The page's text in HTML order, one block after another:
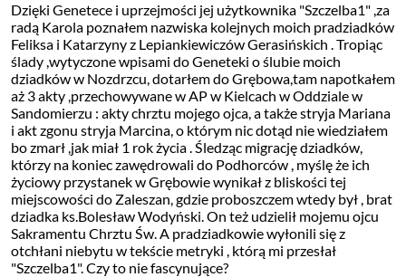
Dzięki Genetece i uprzejmości jej użytkownika "Szczelba1" ,za
radą Karola poznałem nazwiska kolejnych moich pradziadków
Feliksa i Katarzyny z Lepiankiewiczów Gerasińskich . Tropiąc
ślady ,wytyczone wpisami do Geneteki o ślubie moich
dziadków w Nozdrzcu, dotarłem do Grębowa,tam napotkałem
aż 3 akty ,przechowywane w AP w Kielcach w Oddziale w
Sandomierzu : akty chrztu mojego ojca, a także stryja Mariana
i akt zgonu stryja Marcina, o którym nic dotąd nie wiedziałem
bo zmarł ,jak miał 1 rok życia . Śledząc migrację dziadków,
którzy na koniec zawędrowali do Podhorców , myślę że ich
życiowy przystanek w Grębowie wynikał z bliskości tej
miejscowości do Zaleszan, gdzie proboszczem wtedy był , brat
dziadka ks.Bolesław Wodyński. On też udzielił mojemu ojcu
Sakramentu Chrztu Św. A pradziadkowie wyłonili się z
otchłani niebytu w tekście metryki , którą mi przesłał
"Szczelba1". Czy to nie fascynujące?